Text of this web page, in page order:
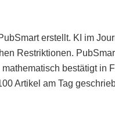
erstellt. KI im
Restriktionen.
bestätigt in
Artikel am Tag